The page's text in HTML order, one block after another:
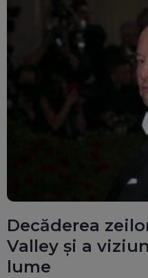
Decăderea
Valley și a
lume